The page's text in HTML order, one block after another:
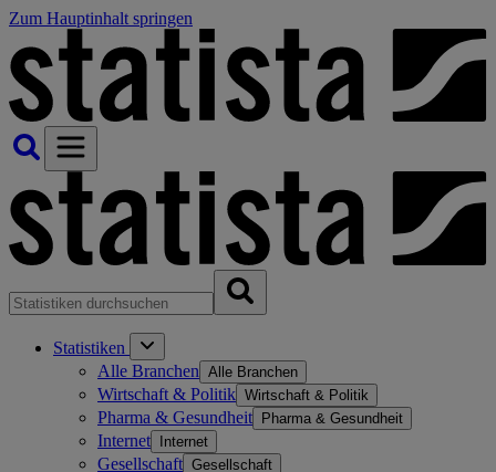
Zum Hauptinhalt springen
Statistiken
Alle Branchen Alle Branchen
Wirtschaft & Politik Wirtschaft & Politik
Pharma & Gesundheit Pharma & Gesundheit
Internet Internet
Gesellschaft Gesellschaft